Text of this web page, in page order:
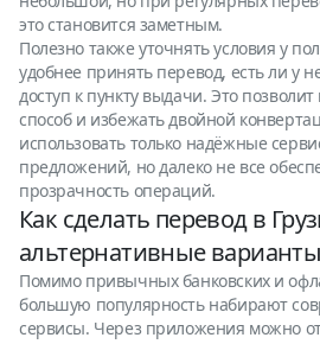
это становится заметным.
Полезно также уточнять условия у
удобнее принять перевод, есть ли у
доступ к пункту выдачи. Это
способ и избежать двойной
использовать только надёжные
предложений, но далеко не все
прозрачность операций.
Как сделать перевод в
альтернативные варианты
Помимо привычных банковских и
большую популярность набирают
сервисы. Через приложения можно